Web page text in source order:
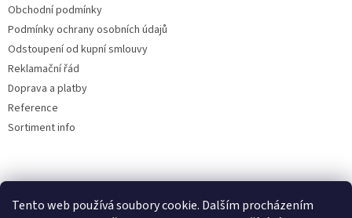
Tento web používá soubory cookie. Dalším procházením
Obchodní podmínky
Podmínky ochrany osobních údajů
Odstoupení od kupní smlouvy
Reklamační řád
Doprava a platby
Reference
Sortiment info
Reklamační řád